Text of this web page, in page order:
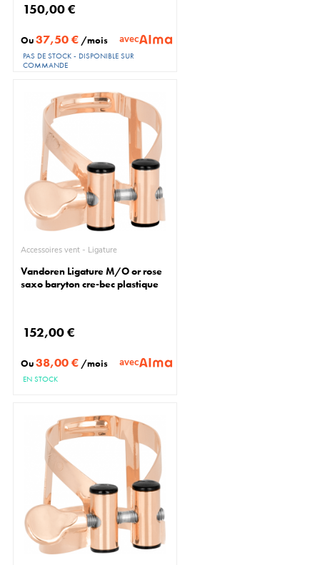
150,00 €
Ou37,50 € /mois avec
PAS DE STOCK - DISPONIBLE SUR
COMMANDE
Accessoires vent - Ligature
Vandoren Ligature M/O or rose
saxo baryton cre-bec plastique
152,00 €
Ou38,00 € /mois avec
EN STOCK